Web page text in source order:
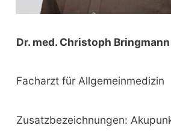
Dr. med. Christoph Bringmann
Facharzt für Allgemeinmedizin
Zusatzbezeichnungen: